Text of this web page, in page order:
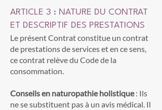
ARTICLE 3 : NATURE DU CONTRAT
ET DESCRIPTIF DES PRESTATIONS
Le présent Contrat constitue un contrat
de prestations de services et en ce sens,
ce contrat relève du Code de la
consommation.
Conseils en naturopathie holistique: Ils
ne se substituent pas à un avis médical. Il